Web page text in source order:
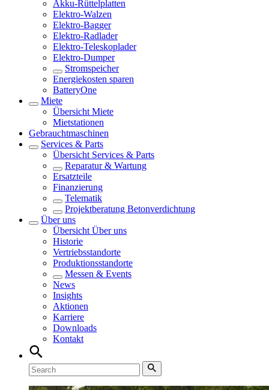
Akku-Rüttelplatten
Elektro-Walzen
Elektro-Bagger
Elektro-Radlader
Elektro-Teleskoplader
Elektro-Dumper
Stromspeicher
Energiekosten sparen
BatteryOne
Miete
Übersicht Miete
Mietstationen
Gebrauchtmaschinen
Services & Parts
Übersicht Services & Parts
Reparatur & Wartung
Ersatzteile
Finanzierung
Telematik
Projektberatung Betonverdichtung
Über uns
Übersicht Über uns
Historie
Vertriebsstandorte
Produktionsstandorte
Messen & Events
News
Insights
Aktionen
Karriere
Downloads
Kontakt